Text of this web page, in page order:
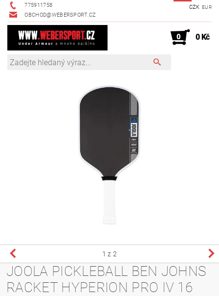
775911758
OBCHOD@WEBERSPORT.CZ
CZK EUR
0 0 Kč
1 z 2
JOOLA PICKLEBALL BEN JOHNS
RACKET HYPERION PRO IV 16